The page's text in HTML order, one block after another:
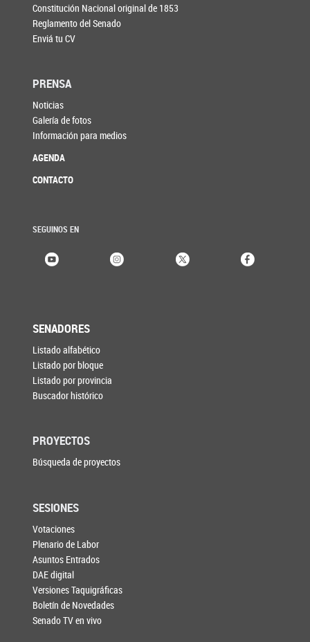
Constitución Nacional original de 1853
Reglamento del Senado
Enviá tu CV
PRENSA
Noticias
Galería de fotos
Información para medios
AGENDA
CONTACTO
SEGUINOS EN
SENADORES
Listado alfabético
Listado por bloque
Listado por provincia
Buscador histórico
PROYECTOS
Búsqueda de proyectos
SESIONES
Votaciones
Plenario de Labor
Asuntos Entrados
DAE digital
Versiones Taquigráficas
Boletín de Novedades
Senado TV en vivo